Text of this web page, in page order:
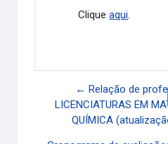
Cliqueaqui
← Relação de
LICENCIATURAS EM
QUÍMICA